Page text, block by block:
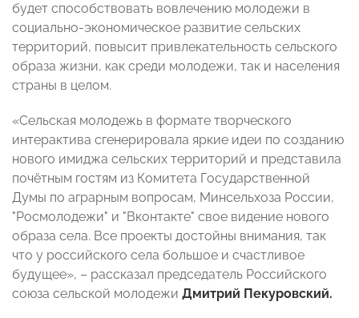
будет способствовать вовлечению молодежи в
социально-экономическое развитие сельских
территорий, повысит привлекательность сельского
образа жизни, как среди молодежи, так и населения
страны в целом.
«Сельская молодежь в формате творческого
интерактива сгенерировала яркие идеи по созданию
нового имиджа сельских территорий и представила
почётным гостям из Комитета Государственной
Думы по аграрным вопросам, Минсельхоза России,
"Росмолодежи" и "Вконтакте" свое видение нового
образа села. Все проекты достойны внимания, так
что у российского села большое и счастливое
будущее», – рассказал председатель Российского
союза сельской молодежи Дмитрий Пекуровский.